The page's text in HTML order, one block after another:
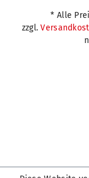
* Alle
zzgl.